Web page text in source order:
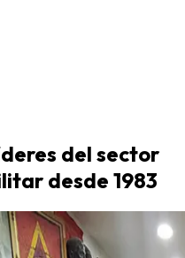
del sector
desde 1983